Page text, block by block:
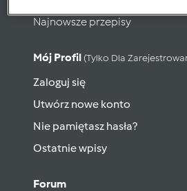
Najnowsze przepisy
Mój Profil (tylko Dla
Zaloguj się
Utwórz nowe konto
Nie pamiętasz hasła?
Ostatnie wpisy
Forum